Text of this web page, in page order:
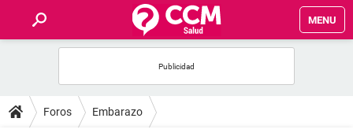
MENU
FOROS
Foros Embarazo